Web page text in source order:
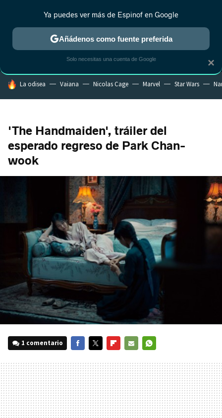
MENÚ NUEVO
ESTRENOS REALITY ANIME RANKINGS CINE
HOY SE HABLA DE
La odisea Vaiana Nicolas Cage Marvel Star Wars
'The Handmaiden', tráiler del
esperado regreso de Park Chan-
wook
1 comentario
MAIL
×
Ya puedes ver más de Espinof en Google
Añádenos como fuente preferida
Solo necesitas una cuenta de Google